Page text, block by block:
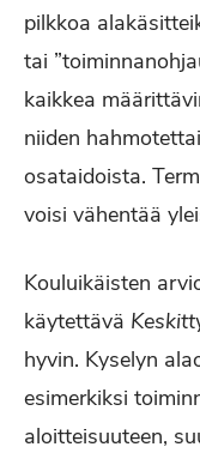
pilkkoa
tai
kaikkea
niiden
osataidoista.
voisi vähentää
Kouluikäisten
käytettävä
hyvin. Kyselyn
esimerkiksi
aloitteisuuteen,